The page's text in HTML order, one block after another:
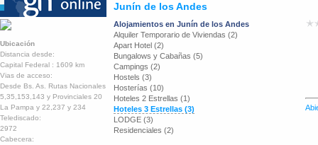
Junín de los Andes
Ubicación
Distancia desde:
Capital Federal : 1609 km
Vias de acceso:
Desde Bs. As. Rutas Nacionales
5,35,153,143 y Provinciales 20
La Pampa y 22,237 y 234
Telediscado:
2972
Cabecera:
Alojamientos en Junín de los Andes
Alquiler Temporario de Viviendas (2)
Apart Hotel (2)
Bungalows y Cabañas (5)
Campings (2)
Hostels (3)
Hosterías (10)
Hoteles 2 Estrellas (1)
Hoteles 3 Estrellas (3)
LODGE (3)
Residenciales (2)